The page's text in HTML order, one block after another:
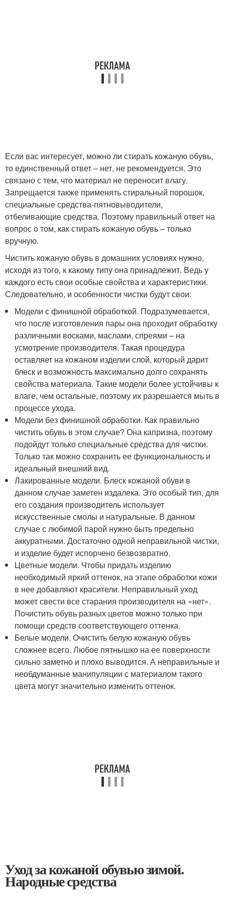
Если вас интересует, можно ли стирать кожаную обувь,
то единственный ответ – нет, не рекомендуется. Это
связано с тем, что материал не переносит влагу.
Запрещается также применять стиральный порошок,
специальные средства-пятновыводители,
отбеливающие средства. Поэтому правильный ответ на
вопрос о том, как стирать кожаную обувь – только
вручную.
Чистить кожаную обувь в домашних условиях нужно,
исходя из того, к какому типу она принадлежит. Ведь у
каждого есть свои особые свойства и характеристики.
Следовательно, и особенности чистки будут свои:
Модели с финишной обработкой. Подразумевается,
что после изготовления пары она проходит обработку
различными восками, маслами, спреями – на
усмотрение производителя. Такая процедура
оставляет на кожаном изделии слой, который дарит
блеск и возможность максимально долго сохранять
свойства материала. Такие модели более устойчивы к
влаге, чем остальные, поэтому их разрешается мыть в
процессе ухода.
Модели без финишной обработки. Как правильно
чистить обувь в этом случае? Она капризна, поэтому
подойдут только специальные средства для чистки.
Только так можно сохранить ее функциональность и
идеальный внешний вид.
Лакированные модели. Блеск кожаной обуви в
данном случае заметен издалека. Это особый тип, для
его создания производитель использует
искусственные смолы и натуральные. В данном
случае с любимой парой нужно быть предельно
аккуратными. Достаточно одной неправильной чистки,
и изделие будет испорчено безвозвратно.
Цветные модели. Чтобы придать изделию
необходимый яркий оттенок, на этапе обработки кожи
в нее добавляют красители. Неправильный уход
может свести все старания производителя на «нет».
Почистить обувь разных цветов можно только при
помощи средств соответствующего оттенка.
Белые модели. Очистить белую кожаную обувь
сложнее всего. Любое пятнышко на ее поверхности
сильно заметно и плохо выводится. А неправильные и
необдуманные манипуляции с материалом такого
цвета могут значительно изменить оттенок.
Уход за кожаной обувью зимой.
Народные средства